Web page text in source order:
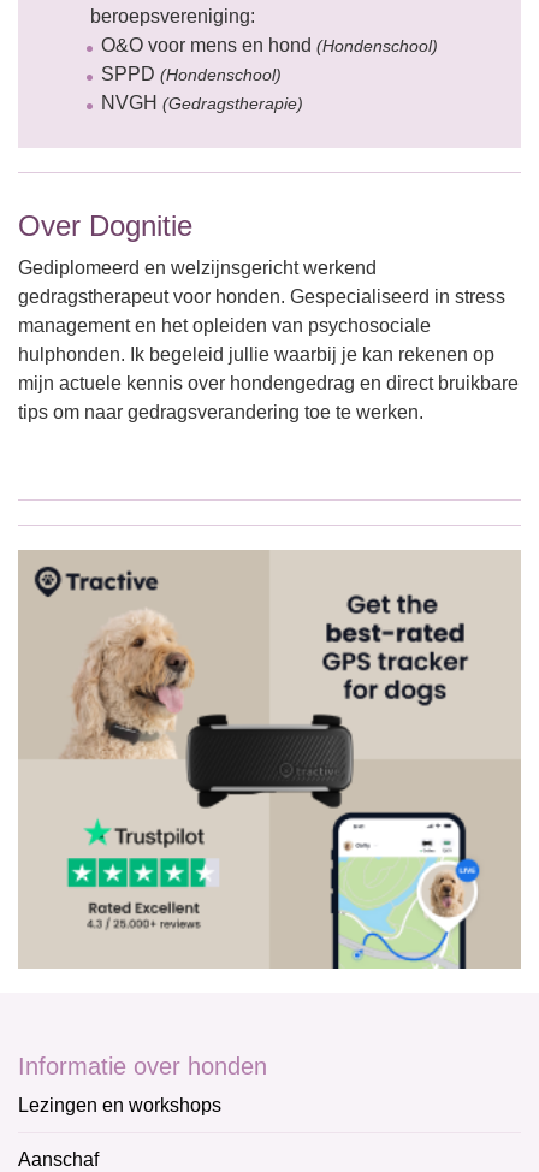
beroepsvereniging:
O&O voor mens en hond (Hondenschool)
SPPD (Hondenschool)
NVGH (Gedragstherapie)
Over Dognitie
Gediplomeerd en welzijnsgericht werkend
gedragstherapeut voor honden. Gespecialiseerd in stress
management en het opleiden van psychosociale
hulphonden. Ik begeleid jullie waarbij je kan rekenen op
mijn actuele kennis over hondengedrag en direct bruikbare
tips om naar gedragsverandering toe te werken.
Informatie over honden
Lezingen en workshops
Aanschaf